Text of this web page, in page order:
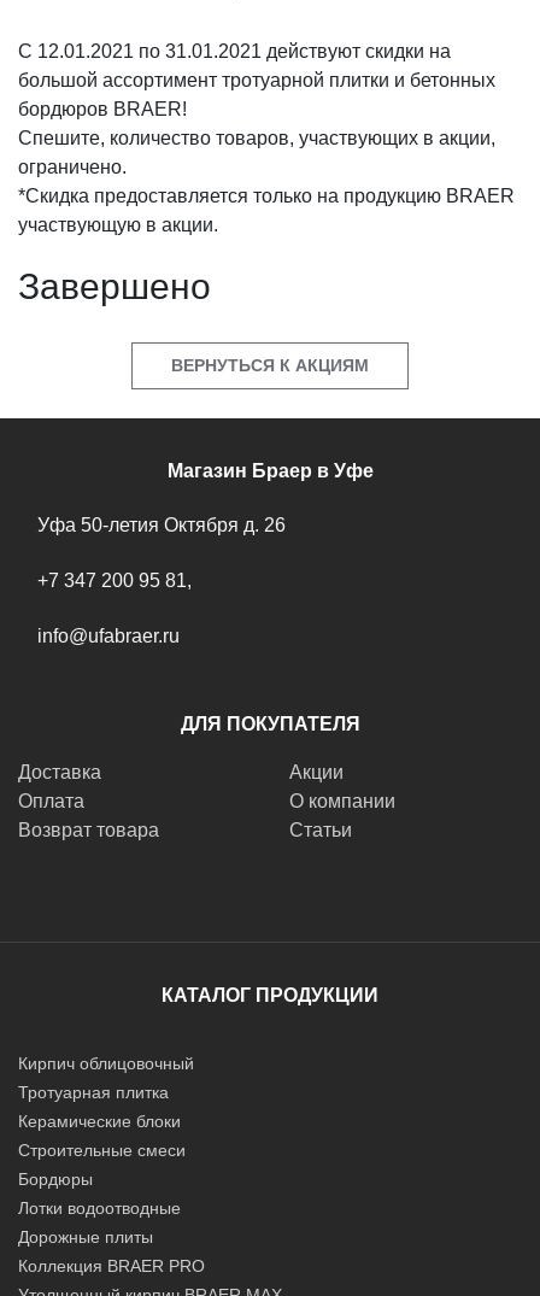
С 12.01.2021 по 31.01.2021 действуют скидки на
большой ассортимент тротуарной плитки и бетонных
бордюров BRAER!
Спешите, количество товаров, участвующих в акции,
ограничено.
*Скидка предоставляется только на продукцию BRAER
участвующую в акции.
Завершено
ВЕРНУТЬСЯ К АКЦИЯМ
Магазин Браер в Уфе
Уфа 50-летия Октября д. 26
+7 347 200 95 81,
info@ufabraer.ru
ДЛЯ ПОКУПАТЕЛЯ
Доставка
Оплата
Возврат товара
Акции
О компании
Статьи
КАТАЛОГ ПРОДУКЦИИ
Кирпич облицовочный
Тротуарная плитка
Керамические блоки
Строительные смеси
Бордюры
Лотки водоотводные
Дорожные плиты
Коллекция BRAER PRO